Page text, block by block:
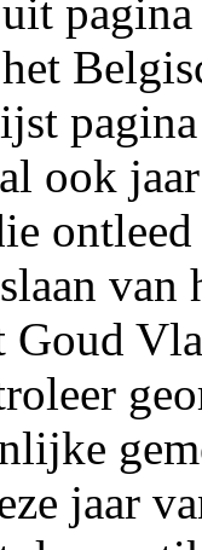
ook
van
jaar